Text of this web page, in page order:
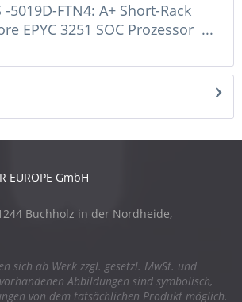
5019D-FTN4: A+ Short-Rack
EPYC 3251 SOC Prozessor ...
EUROPE GmbH
Buchholz in der Nordheide,
sich ab Werk zzgl. gesetzl. MwSt. und
Abbildungen sind symbolisch,
von dem tatsächlichen Produkt möglich.